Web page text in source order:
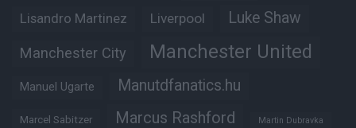
Lisandro Martinez Liverpool Luke Shaw
Manchester City Manchester United
Manuel Ugarte Manutdfanatics.hu
Marcel Sabitzer Marcus Rashford Martin Dubravka